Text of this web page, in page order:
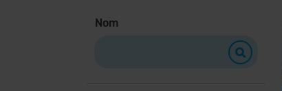
Nom